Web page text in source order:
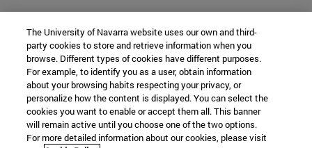
The University of Navarra website uses our own and third-
party cookies to store and retrieve information when you
browse. Different types of cookies have different purposes.
For example, to identify you as a user, obtain information
about your browsing habits respecting your privacy, or
personalize how the content is displayed. You can select the
cookies you want to enable or accept them all. This banner
will remain active until you choose one of the two options.
For more detailed information about our cookies, please visit